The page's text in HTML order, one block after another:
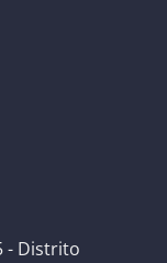
- Distrito